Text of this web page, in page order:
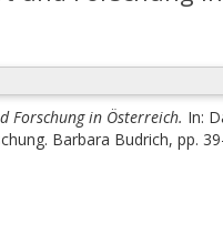
Forschung in Österreich. In:
Barbara Budrich, pp.